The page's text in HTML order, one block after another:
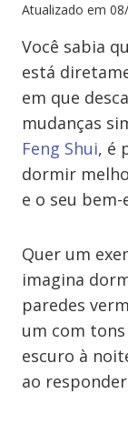
Atualizado em
Você sabia
está
em que
mudanças
Feng Shui, é
dormir
e o seu bem-
Quer um
imagina
paredes
um com
escuro à
ao